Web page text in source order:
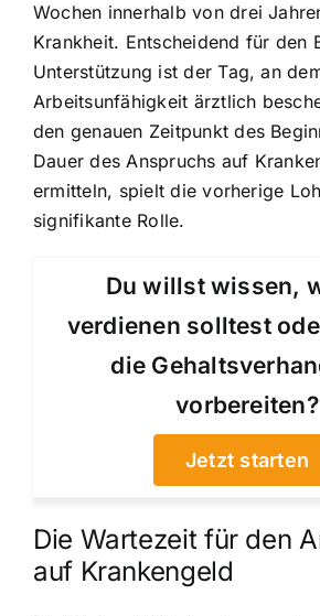
Wochen innerhalb von drei
Krankheit. Entscheidend für den
Unterstützung ist der Tag, an
Arbeitsunfähigkeit ärztlich
den genauen Zeitpunkt des
Dauer des Anspruchs auf
ermitteln, spielt die vorherige
signifikante Rolle.
Du willst wissen,
verdienen solltest
die
vorbereiten?
Jetzt starten
Die Wartezeit für den
auf Krankengeld